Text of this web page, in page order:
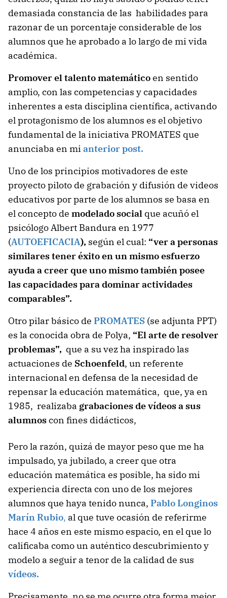
demasiada constancia de las habilidades para
razonar de un porcentaje considerable de los
alumnos que he aprobado a lo largo de mi vida
académica.
Promover el talento matemáticoen sentido
amplio, con las competencias y capacidades
inherentes a esta disciplina científica, activando
el protagonismo de los alumnos es el objetivo
fundamental de la iniciativa PROMATES que
anunciaba en mi anterior post.
Uno de los principios motivadores de este
proyecto piloto de grabación y difusión de videos
educativos por parte de los alumnos se basa en
el concepto de modelado social que acuñó el
psicólogo Albert Bandura en 1977
(AUTOEFICACIA), según el cual: “ver a personas
similares tener éxito en un mismo esfuerzo
ayuda a creer que uno mismo también posee
las capacidadespara dominar actividades
comparables”.
Otro pilar básico de PROMATES (se adjunta PPT)
es la conocida obra de Polya, “El arte de resolver
problemas”, que a su vez ha inspirado las
actuaciones de Schoenfeld, un referente
internacional en defensa de la necesidad de
repensar la educación matemática, que, ya en
1985, realizaba grabaciones de vídeos a sus
alumnoscon fines didácticos,
Pero la razón, quizá de mayor peso que me ha
impulsado, ya jubilado, a creer que otra
educación matemática es posible, ha sido mi
experiencia directa con uno de los mejores
alumnos que haya tenido nunca, Pablo Longinos
Marín Rubio, al que tuve ocasión de referirme
hace 4 años en este mismo espacio, en el que lo
calificaba como un auténtico descubrimiento y
modelo a seguir a tenor de la calidad de sus
vídeos.